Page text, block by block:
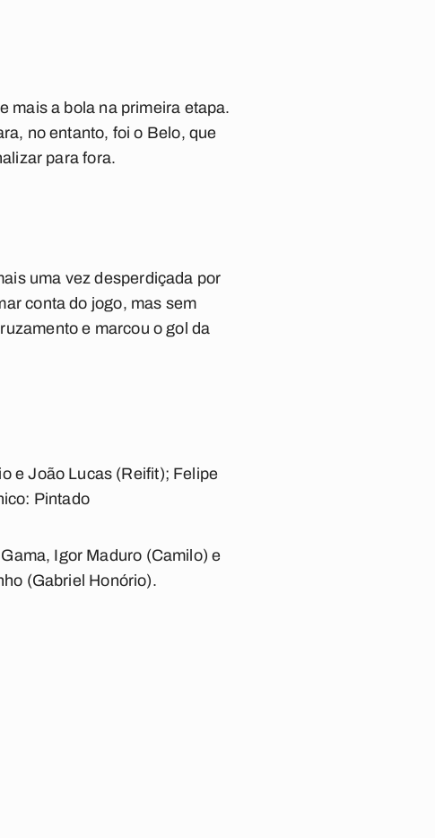
mais a bola na primeira etapa.
no entanto, foi o Belo, que
para fora.
uma vez desperdiçada por
conta do jogo, mas sem
e marcou o gol da
e João Lucas (Reifit); Felipe
Pintado
Gama, Igor Maduro (Camilo) e
(Gabriel Honório).